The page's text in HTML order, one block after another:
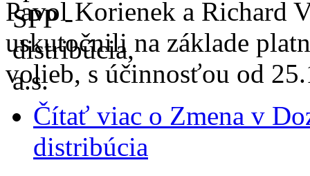
Pavol Korienek a Richard
uskutočnili na základe
volieb, s účinnosťou od
Čítať viac o Zmena v
distribúcia